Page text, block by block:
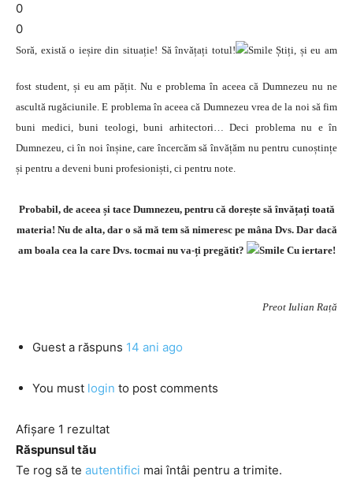
0
0
Soră, există o ieșire din situație! Să învățați totul! Știți, și eu am
fost student, și eu am pățit. Nu e problema în aceea că Dumnezeu nu ne
ascultă rugăciunile. E problema în aceea că Dumnezeu vrea de la noi să fim
buni medici, buni teologi, buni arhitectori… Deci problema nu e în
Dumnezeu, ci în noi înșine, care încercăm să învățăm nu pentru cunoștințe
și pentru a deveni buni profesioniști, ci pentru note.
Probabil, de aceea și tace Dumnezeu, pentru că dorește să învățați toată
materia! Nu de alta, dar o să mă tem să nimeresc pe mâna Dvs. Dar dacă
am boala cea la care Dvs. tocmai nu va-ți pregătit?
Cu iertare!
Preot Iulian Rață
Guest a răspuns 14 ani ago
You must login to post comments
Afișare 1 rezultat
Răspunsul tău
Te rog să te autentifici mai întâi pentru a trimite.